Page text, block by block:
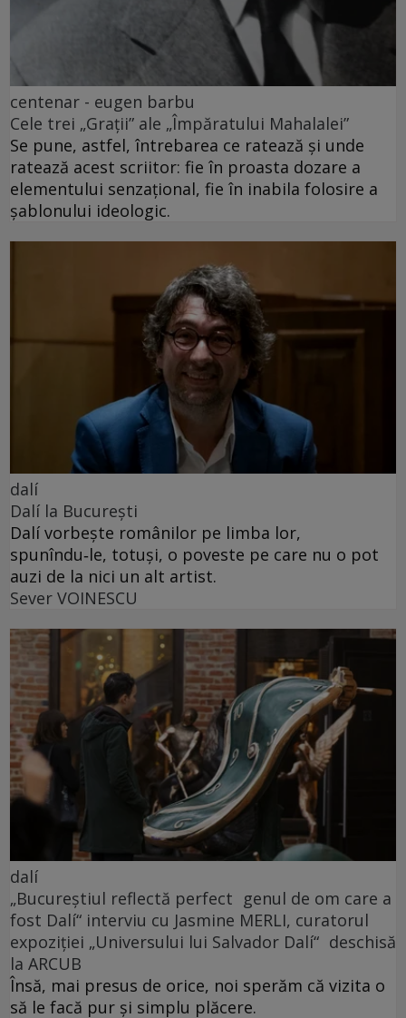
centenar - eugen barbu
Cele trei „Grații” ale „Împăratului Mahalalei”
Se pune, astfel, întrebarea ce ratează și unde
ratează acest scriitor: fie în proasta dozare a
elementului senzațional, fie în inabila folosire a
șablonului ideologic.
dalí
Dalí la București
Dalí vorbește românilor pe limba lor,
spunîndu‑le, totuși, o poveste pe care nu o pot
auzi de la nici un alt artist.
Sever VOINESCU
dalí
„Bucureștiul reflectă perfect genul de om care a
fost Dalí“ interviu cu Jasmine MERLI, curatorul
expoziției „Universului lui Salvador Dalí“ deschisă
la ARCUB
Însă, mai presus de orice, noi sperăm că vizita o
să le facă pur și simplu plăcere.